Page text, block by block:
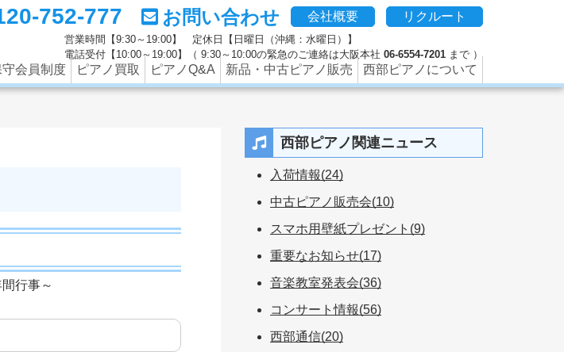
調律のみならず、中古ピアノの買取、修理やクリーニング、防音などのピアノに関するさまざま
752-777 お問い合わせ 会社概要 リクルート
営業時間【9:30～19:00】 定休日【日曜日（沖縄：水曜日）】
電話受付【10:00～19:00】（ 9:30～10:00の緊急のご連絡は大阪本社 06-6554-7201 まで ）
守会員制度 ピアノ買取 ピアノQ&A 新品・中古ピアノ販売 西部ピアノについて
行事～
西部ピアノ関連ニュース
入荷情報(24)
中古ピアノ販売会(10)
スマホ用壁紙プレゼント(9)
重要なお知らせ(17)
音楽教室発表会(36)
コンサート情報(56)
西部通信(20)